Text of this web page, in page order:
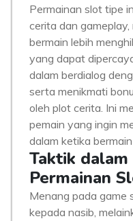
Permainan slot tipe
cerita dan
bermain lebih
yang dapat
dalam berdialog
serta menikmati
oleh plot cerita. Ini
pemain yang ingin
dalam ketika
Taktik
Permainan
Menang pada game
kepada nasib,